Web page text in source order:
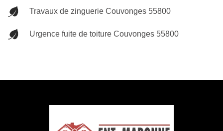
Travaux de zinguerie Couvonges 55800
Urgence fuite de toiture Couvonges 55800